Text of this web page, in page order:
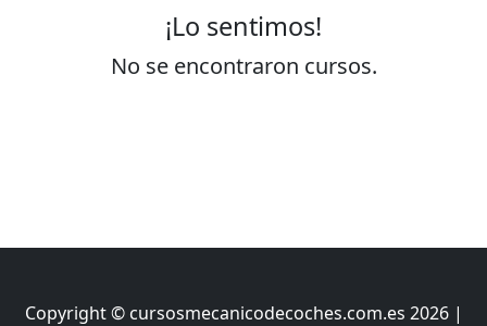
¡Lo sentimos!
No se encontraron cursos.
Copyright © cursosmecanicodecoches.com.es 2026 |